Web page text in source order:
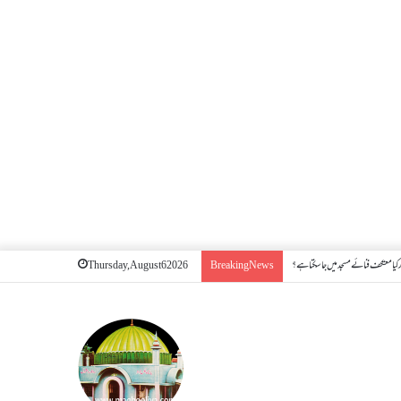
Thursday, August 6 2026 Breaking News معتکف فنائے مسجد میں جا سکتا ہے؟